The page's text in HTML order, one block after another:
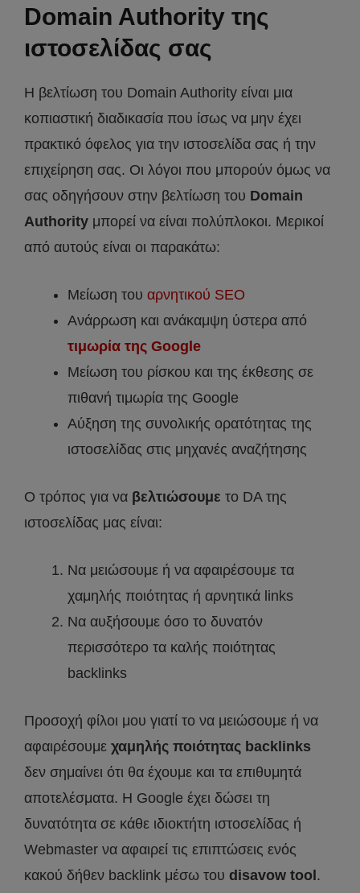
Domain Authority της
ιστοσελίδας σας
Η βελτίωση του Domain Authority είναι μια
κοπιαστική διαδικασία που ίσως να μην έχει
πρακτικό όφελος για την ιστοσελίδα σας ή την
επιχείρηση σας. Οι λόγοι που μπορούν όμως να
σας οδηγήσουν στην βελτίωση του Domain
Authority μπορεί να είναι πολύπλοκοι. Μερικοί
από αυτούς είναι οι παρακάτω:
Μείωση του αρνητικού SEO
Ανάρρωση και ανάκαμψη ύστερα από
τιμωρία της Google
Μείωση του ρίσκου και της έκθεσης σε
πιθανή τιμωρία της Google
Αύξηση της συνολικής ορατότητας της
ιστοσελίδας στις μηχανές αναζήτησης
Ο τρόπος για να βελτιώσουμε το DA της
ιστοσελίδας μας είναι:
Να μειώσουμε ή να αφαιρέσουμε τα
χαμηλής ποιότητας ή αρνητικά links
Να αυξήσουμε όσο το δυνατόν
περισσότερο τα καλής ποιότητας
backlinks
Προσοχή φίλοι μου γιατί το να μειώσουμε ή να
αφαιρέσουμε χαμηλής ποιότητας backlinks
δεν σημαίνει ότι θα έχουμε και τα επιθυμητά
αποτελέσματα. Η Google έχει δώσει τη
δυνατότητα σε κάθε ιδιοκτήτη ιστοσελίδας ή
Webmaster να αφαιρεί τις επιπτώσεις ενός
κακού δήθεν backlink μέσω του disavow tool .